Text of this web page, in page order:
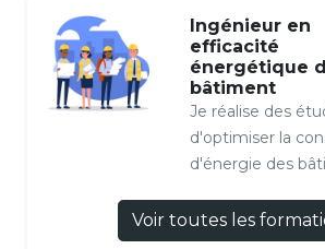
Ingénieur en
efficacité
énergétique
bâtiment
Je réalise des
d'optimiser la
d'énergie des
Voir toutes les